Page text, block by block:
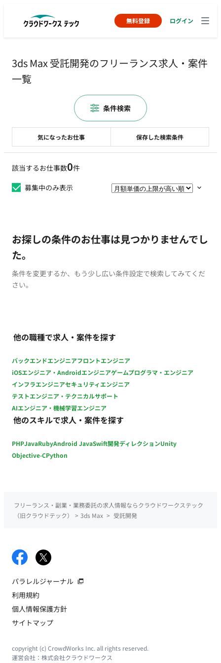
無料登録 ログイン
3ds Max 受託開発のフリーランス求人・案件
一覧
該当するお仕事数0件
募集中のみ表示
お探しの条件のお仕事は見つかりませんでし
た。
条件を変更するか、もう少し広い条件設定で検索してみてくだ
さい。
他の職種で求人・案件を探す
バックエンドエンジニアフロントエンジニア
iOSエンジニア・Androidエンジニアゲームプログラマ・エンジニア
インフラエンジニアセキュリティエンジニア
テストエンジニア・テクニカルサポート
AIエンジニア・機械学習エンジニア
他のスキルで求人・案件を探す
PHPJavaRubyAndroid JavaSwift開発ディレクションUnity
Objective-CPython
気になったお仕事 保存した検索条件
条件検索
フリーランス・副業・業務委託の求人情報ならクラウドワークステック
（旧クラウドテック）
> 3ds Max > 受託開発
パラレルジャーナル
利用規約
個人情報保護方針
サイトマップ
copyright (c) CrowdWorks Inc. all rights reserved.
運営会社： 株式会社クラウドワークス